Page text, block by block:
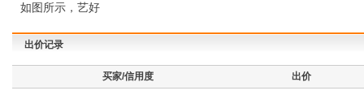
如图所示，艺好
出价记录
买家/信用度 出价